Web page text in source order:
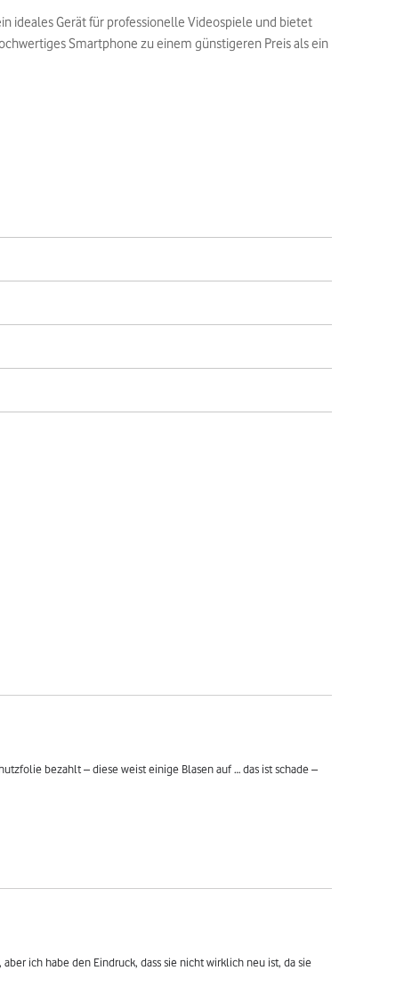
ideales Gerät für professionelle Videospiele und bietet
Smartphone zu einem günstigeren Preis als ein
bezahlt – diese weist einige Blasen auf … das ist schade –
ich habe den Eindruck, dass sie nicht wirklich neu ist, da sie